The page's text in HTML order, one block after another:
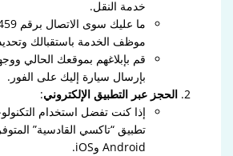
خدمة النقل.
موظف الخدمة باستقبالك
قم بإبلاغهم بموقعك الحالي
بإرسال سيارة إليك على الفور.
الحجز عبر التطبيق الإلكتروني:
إذا كنت تفضل استخدام
تطبيق “تاكسي القادسية”
Android وiOS.